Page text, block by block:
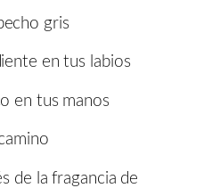
gris
en tus labios
en tus manos
de la fragancia de